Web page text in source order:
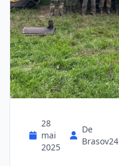
28
mai
2025
De
Brasov24